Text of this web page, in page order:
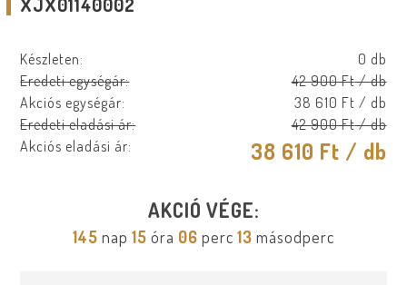
Készleten:
0 db
Eredeti egységár:
42 900 Ft/ db
Akciós egységár:
38 610 Ft / db
Eredeti eladási ár:
42 900 Ft/ db
Akciós eladási ár:
38 610 Ft / db
AKCIÓ VÉGE:
145 nap 15 óra 06 perc 12 másodperc